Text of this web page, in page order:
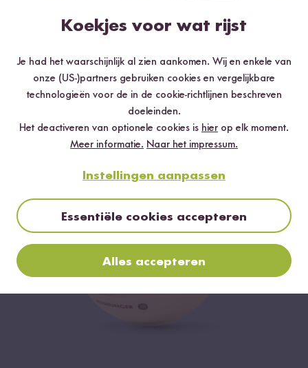
Indian Curry Box
vanaf 15,99 €
Reishunger
Kookschort
Koekjes voor wat rijst
Je had het waarschijnlijk al zien aankomen. Wij en enkele van
onze (US-)partners gebruiken cookies en vergelijkbare
technologieën voor de in de cookie-richtlijnen beschreven
doeleinden.
Het deactiveren van optionele cookies is hier op elk moment.
Meer informatie. Naar het impressum.
Instellingen aanpassen
Essentiële cookies accepteren
Alles accepteren